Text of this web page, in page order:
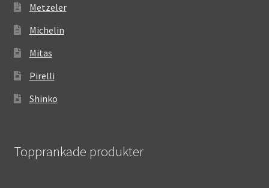
Metzeler
Michelin
Mitas
Pirelli
Shinko
Topprankade produkter